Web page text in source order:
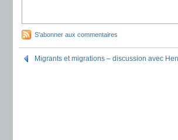
S'abonner aux commentaires
Migrants et migrations – discussion avec